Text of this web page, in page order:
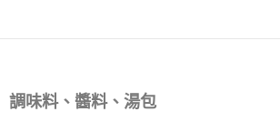
調味料、醬料、湯包